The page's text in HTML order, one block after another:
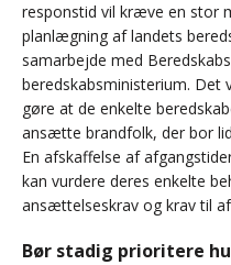
responstid vil kræve en stor
planlægning af landets
samarbejde med
beredskabsministerium. Det
gøre at de enkelte
ansætte brandfolk, der bor
En afskaffelse af
kan vurdere deres enkelte
ansættelseskrav og krav til
Bør stadig prioritere